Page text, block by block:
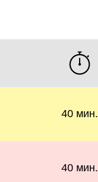
40 мин.
40 мин.